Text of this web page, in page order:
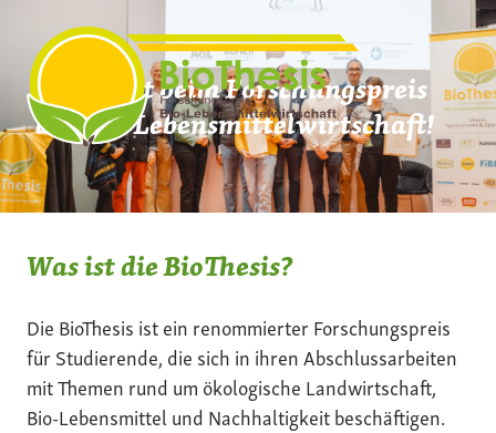
Inhalt
springenMach mit beim Forschungspreis
der Bio-Lebensmittelwirtschaft!
Was ist die BioThesis?
Die BioThesis ist ein renommierter Forschungspreis
für Studierende, die sich in ihren Abschlussarbeiten
mit Themen rund um ökologische Landwirtschaft,
Bio-Lebensmittel und Nachhaltigkeit beschäftigen.